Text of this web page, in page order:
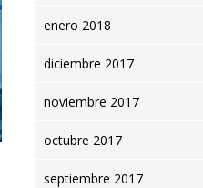
enero 2018
diciembre 2017
noviembre 2017
octubre 2017
septiembre 2017